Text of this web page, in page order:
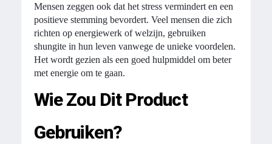
Mensen zeggen ook dat het stress vermindert en een
positieve stemming bevordert. Veel mensen die zich
richten op energiewerk of welzijn, gebruiken
shungite in hun leven vanwege de unieke voordelen.
Het wordt gezien als een goed hulpmiddel om beter
met energie om te gaan.
Wie Zou Dit Product
Gebruiken?